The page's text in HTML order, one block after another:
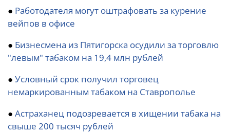
● Работодателя могут оштрафовать за курение
вейпов в офисе
● Бизнесмена из Пятигорска осудили за торговлю
"левым" табаком на 19,4 млн рублей
● Условный срок получил торговец
немаркированным табаком на Ставрополье
● Астраханец подозревается в хищении табака на
свыше 200 тысяч рублей